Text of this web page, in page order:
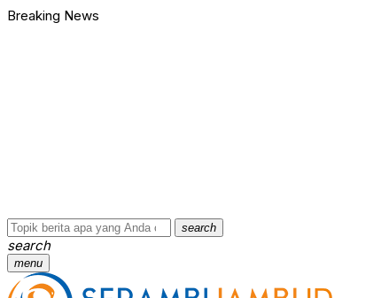
Breaking News
search
search
menu